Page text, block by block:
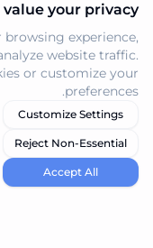
value your privacy
experience,
website traffic.
or customize your
preferences.
Customize Settings
Reject Non-Essential
Accept All